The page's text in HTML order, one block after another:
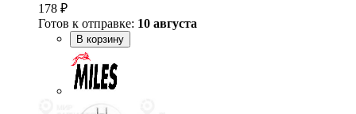
178 ₽
Готов к отправке: 10 августа
В корзину